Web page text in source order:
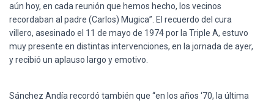
aún hoy, en cada reunión que hemos hecho, los vecinos
recordaban al padre (Carlos) Mugica”. El recuerdo del cura
villero, asesinado el 11 de mayo de 1974 por la Triple A, estuvo
muy presente en distintas intervenciones, en la jornada de ayer,
y recibió un aplauso largo y emotivo.
Sánchez Andía recordó también que “en los años ‘70, la última